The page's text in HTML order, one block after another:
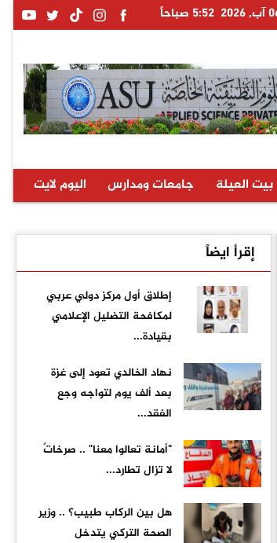
5:52 صباحاً
بيت العيلة جامعات ومدارس اليوم لايت
إقرأ ايضاً
إطلاق أول مركز دولي عربي
لمكافحة التضليل الإعلامي
بقيادة...
نهاد الخالدي تعود إلى غزة
بعد ألف يوم لتواجه وجع
الفقد...
"أمانة تعالوا معنا" .. صرخاتٌ
لا تزال تطارد...
هل بين الركاب طبيب؟ .. وزير
الصحة التركي يتدخل